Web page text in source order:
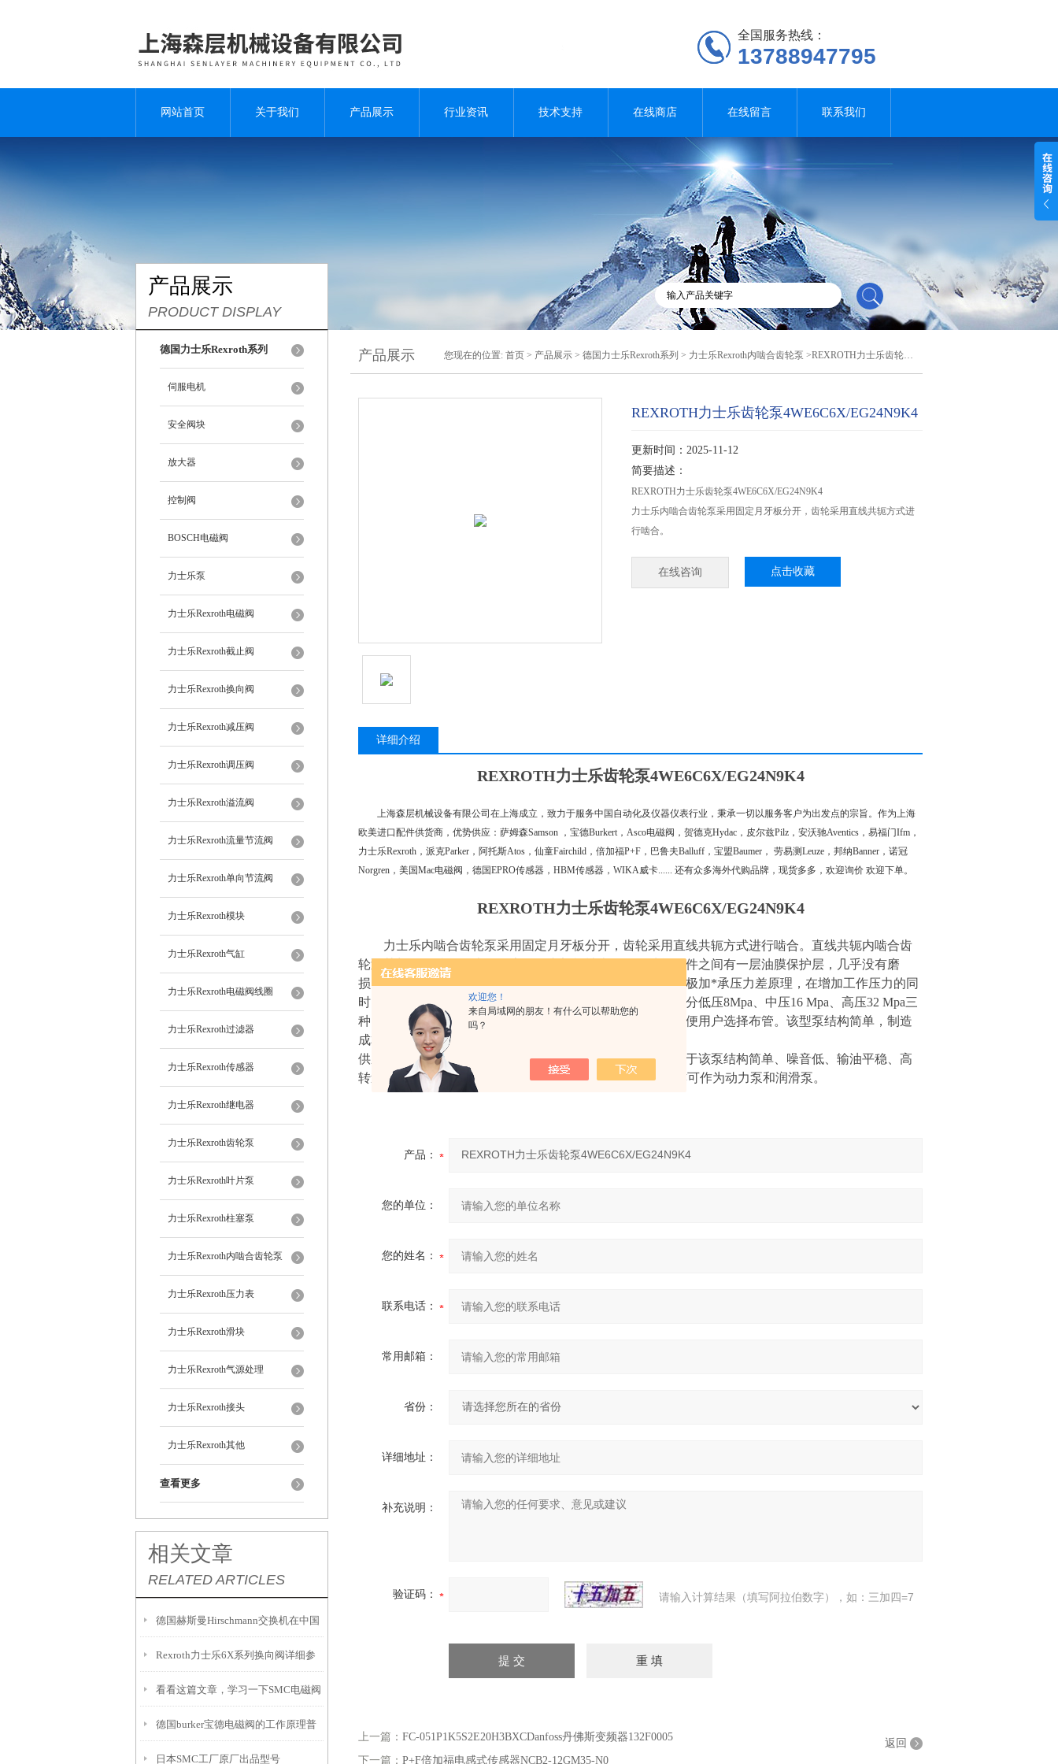
欢迎您！
来自局域网的朋友！有什么可以帮助您的
吗？
全国服务热线：
13788947795
网站首页 关于我们 产品展示 行业资讯 技术支持 在线商店 在线留言 联系我们
产品展示
PRODUCT DISPLAY
德国力士乐Rexroth系列
伺服电机
安全阀块
放大器
控制阀
BOSCH电磁阀
力士乐泵
力士乐Rexroth电磁阀
力士乐Rexroth截止阀
力士乐Rexroth换向阀
力士乐Rexroth减压阀
力士乐Rexroth调压阀
力士乐Rexroth溢流阀
力士乐Rexroth流量节流阀
力士乐Rexroth单向节流阀
力士乐Rexroth模块
力士乐Rexroth气缸
力士乐Rexroth电磁阀线圈
力士乐Rexroth过滤器
力士乐Rexroth传感器
力士乐Rexroth继电器
力士乐Rexroth齿轮泵
力士乐Rexroth叶片泵
力士乐Rexroth柱塞泵
力士乐Rexroth内啮合齿轮泵
力士乐Rexroth压力表
力士乐Rexroth滑块
力士乐Rexroth气源处理
力士乐Rexroth接头
力士乐Rexroth其他
查看更多
相关文章
RELATED ARTICLES
德国赫斯曼Hirschmann交换机在中国
Rexroth力士乐6X系列换向阀详细参
数
看看这篇文章，学习一下SMC电磁阀
的使用
德国burker宝德电磁阀的工作原理普
及知识
日本SMC工厂原厂出品型号
产品展示 您现在的位置: 首页 > 产品展示 > 德国力士乐Rexroth系列 > 力士乐Rexroth内啮合齿轮泵 >REXROTH力士乐齿轮泵4WE6C6X/EG24N9K4
REXROTH力士乐齿轮泵4WE6C6X/EG24N9K4
更新时间：2025-11-12
简要描述：
REXROTH力士乐齿轮泵4WE6C6X/EG24N9K4
力士乐内啮合齿轮泵采用固定月牙板分开，齿轮采用直线共轭方式进
行啮合。
在线咨询 点击收藏
详细介绍
REXROTH力士乐齿轮泵4WE6C6X/EG24N9K4
上海森层机械设备有限公司在上海成立，致力于服务中国自动化及仪器仪表行业，秉承一切以服务客户为出发点的宗旨。作为上海
欧美进口配件供货商，优势供应：萨姆森Samson ，宝德Burkert，Asco电磁阀，贺德克Hydac，皮尔兹Pilz，安沃驰Aventics，易福门Ifm，
力士乐Rexroth，派克Parker，阿托斯Atos，仙童Fairchild，倍加福P+F，巴鲁夫Balluff，宝盟Baumer， 劳易测Leuze，邦纳Banner，诺冠
Norgren，美国Mac电磁阀，德国EPRO传感器，HBM传感器，WIKA威卡...... 还有众多海外代购品牌，现货多多，欢迎询价 欢迎下单。
REXROTH力士乐齿轮泵4WE6C6X/EG24N9K4
力士乐内啮合齿轮泵采用固定月牙板分开，齿轮采用直线共轭方式进行啮合。直线共轭内啮合齿
轮泵其长寿命特性取决于耐磨性，内部机械表面及各功能零件之间有一层油膜保护层，几乎没有磨
损，即使使用一般液压油，也不易磨损机件。另外，采用双极加*承压力差原理，在增加工作压力的同
时，也改善了泵的工作条件，延长了泵的使用寿命。压力级分低压8Mpa、中压16 Mpa、高压32 Mpa三
种。出油口相对吸油口位置有0°，90°，180°，270°四种，方便用户选择布管。该型泵结构简单，制造
成本低。目前国内有上海乾拓贸易有限公司生产。
供应力士乐内啮合齿轮泵是一种容积式内啮合齿轮油泵，由于该泵结构简单、噪音低、输油平稳、高
转速、自吸性能好，广泛适用于2.5MPa以下的液压系统，亦可作为动力泵和润滑泵。
产品：
您的单位：
您的姓名：
联系电话：
常用邮箱：
省份：
详细地址：
补充说明：
验证码： 请输入计算结果（填写阿拉伯数字），如：三加四=7
上一篇： FC-051P1K5S2E20H3BXCDanfoss丹佛斯变频器132F0005
下一篇： P+F倍加福电感式传感器NCB2-12GM35-N0
返回